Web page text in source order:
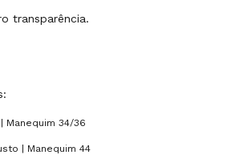
transparência.
Manequim 34/36
| Manequim 44